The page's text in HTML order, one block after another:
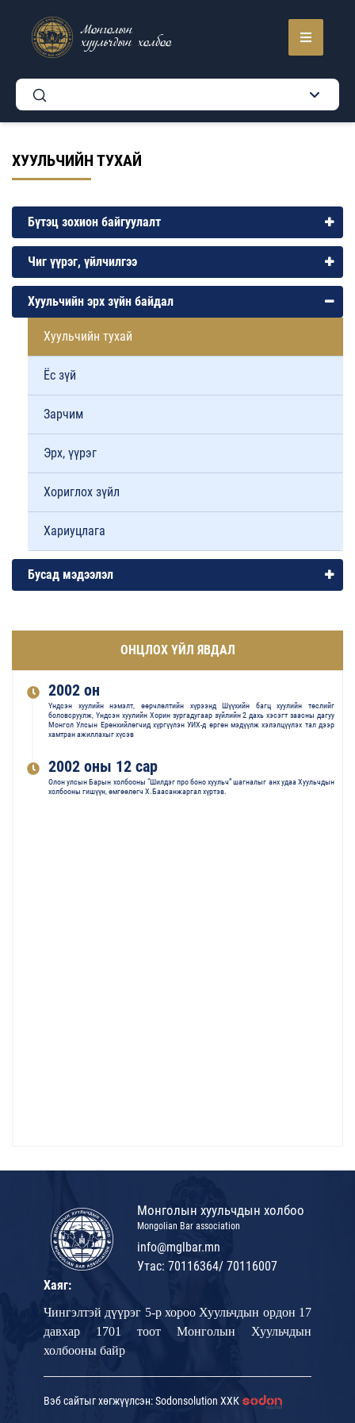
Монголын
хуульчдын холбоо
ХУУЛЬЧИЙН ТУХАЙ
Бүтэц зохион байгуулалт
Чиг үүрэг, үйлчилгээ
Хуульчийн эрх зүйн байдал
Хуульчийн тухай
Ёс зүй
Зарчим
Эрх, үүрэг
Хориглох зүйл
Хариуцлага
Бусад мэдээлэл
ОНЦЛОХ ҮЙЛ ЯВДАЛ
2002 он
Үндсэн хуулийн нэмэлт, өөрчлөлтийн хүрээнд Шүүхийн багц хуулийн төслийг
боловсруулж, Үндсэн хуулийн Хорин зургадугаар зүйлийн 2 дахь хэсэгт заасны дагуу
Монгол Улсын Ерөнхийлөгчид хүргүүлэн УИХ-д өргөн мэдүүлж хэлэлцүүлэх тал дээр
хамтран ажиллахыг хүсэв
2002 оны 12 сар
Олон улсын Барын холбооны “Шилдэг про боно хуульч” шагналыг анх удаа Хуульчдын
холбооны гишүүн, өмгөөлөгч Х.Баасанжаргал хүртэв.
Монголын хуульчдын холбоо
Mongolian Bar association
info@mglbar.mn
Утас: 70116364/ 70116007
Хаяг:
Чингэлтэй дүүрэг 5-р хороо Хуульчдын ордон 17
давхар 1701 тоот Монголын Хуульчдын
холбооны байр
Вэб сайтыг хөгжүүлсэн: Sodonsolution ХХК